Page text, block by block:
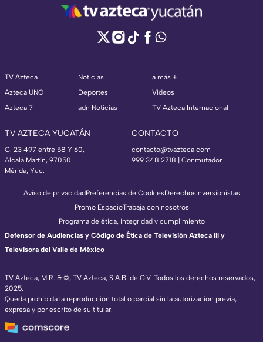
TV Azteca
Azteca UNO
Azteca 7
Noticias
Deportes
adn Noticias
a más +
Videos
TV Azteca Internacional
TV AZTECA YUCATÁN
C. 23 497 entre 58 Y 60,
Alcalá Martín, 97050
Mérida, Yuc.
CONTACTO
contacto@tvazteca.com
999 348 2718 | Conmutador
TV Azteca, M.R. & ©, TV Azteca, S.A.B. de C.V. Todos los derechos reservados,
2025.
Queda prohibida la reproducción total o parcial sin la autorización previa,
expresa y por escrito de su titular.
Aviso de privacidadPreferencias de CookiesDerechosInversionistas
Promo EspacioTrabaja con nosotros
Programa de ética, integridad y cumplimiento
Defensor de Audiencias y Código de Ética de Televisión Azteca III y
Televisora del Valle de México